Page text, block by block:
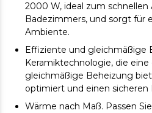
2000 W, ideal zum schnellen
Badezimmers, und sorgt für
Ambiente.
Effiziente und gleichmäßige
Keramiktechnologie, die
gleichmäßige Beheizung
optimiert und einen
Wärme nach Maß. Passen